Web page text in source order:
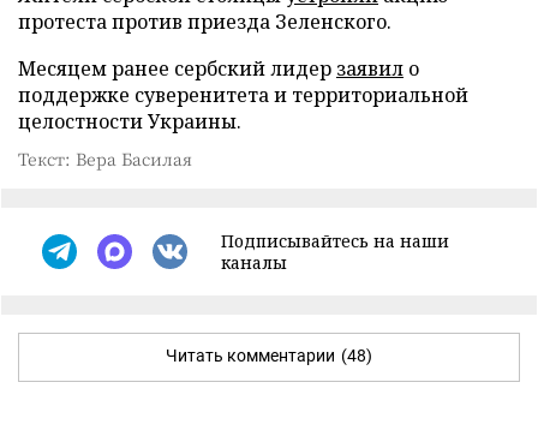
протеста против приезда Зеленского.
Месяцем ранее сербский лидер заявил о
поддержке суверенитета и территориальной
целостности Украины.
Текст: Вера Басилая
Подписывайтесь на наши
каналы
Читать комментарии (48)